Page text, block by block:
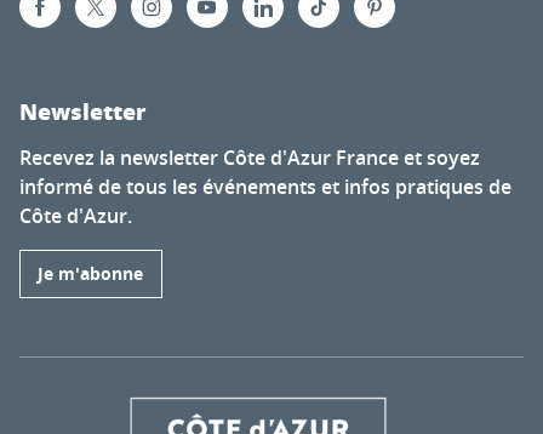
Newsletter
Recevez la newsletter Côte d'Azur France et soyez
informé de tous les événements et infos pratiques de
Côte d'Azur.
Je m'abonne